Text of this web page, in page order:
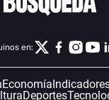
en:
Economía
Deportes